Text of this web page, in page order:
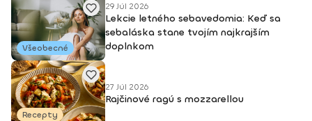
Všeobecné
29 Júl 2026
Lekcie letného sebavedomia: Keď sa
sebaláska stane tvojím najkrajším
doplnkom
Recepty
27 Júl 2026
Rajčinové ragú s mozzarellou